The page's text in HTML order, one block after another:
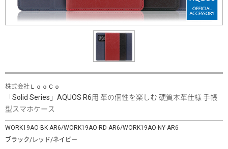
株式会社ＬｏｏＣｏ
「Solid Series」AQUOS R6用 革の個性を楽しむ 硬質本革仕様 手帳
型スマホケース
WORK19AO-BK-AR6/WORK19AO-RD-AR6/WORK19AO-NY-AR6
ブラック/レッド/ネイビー